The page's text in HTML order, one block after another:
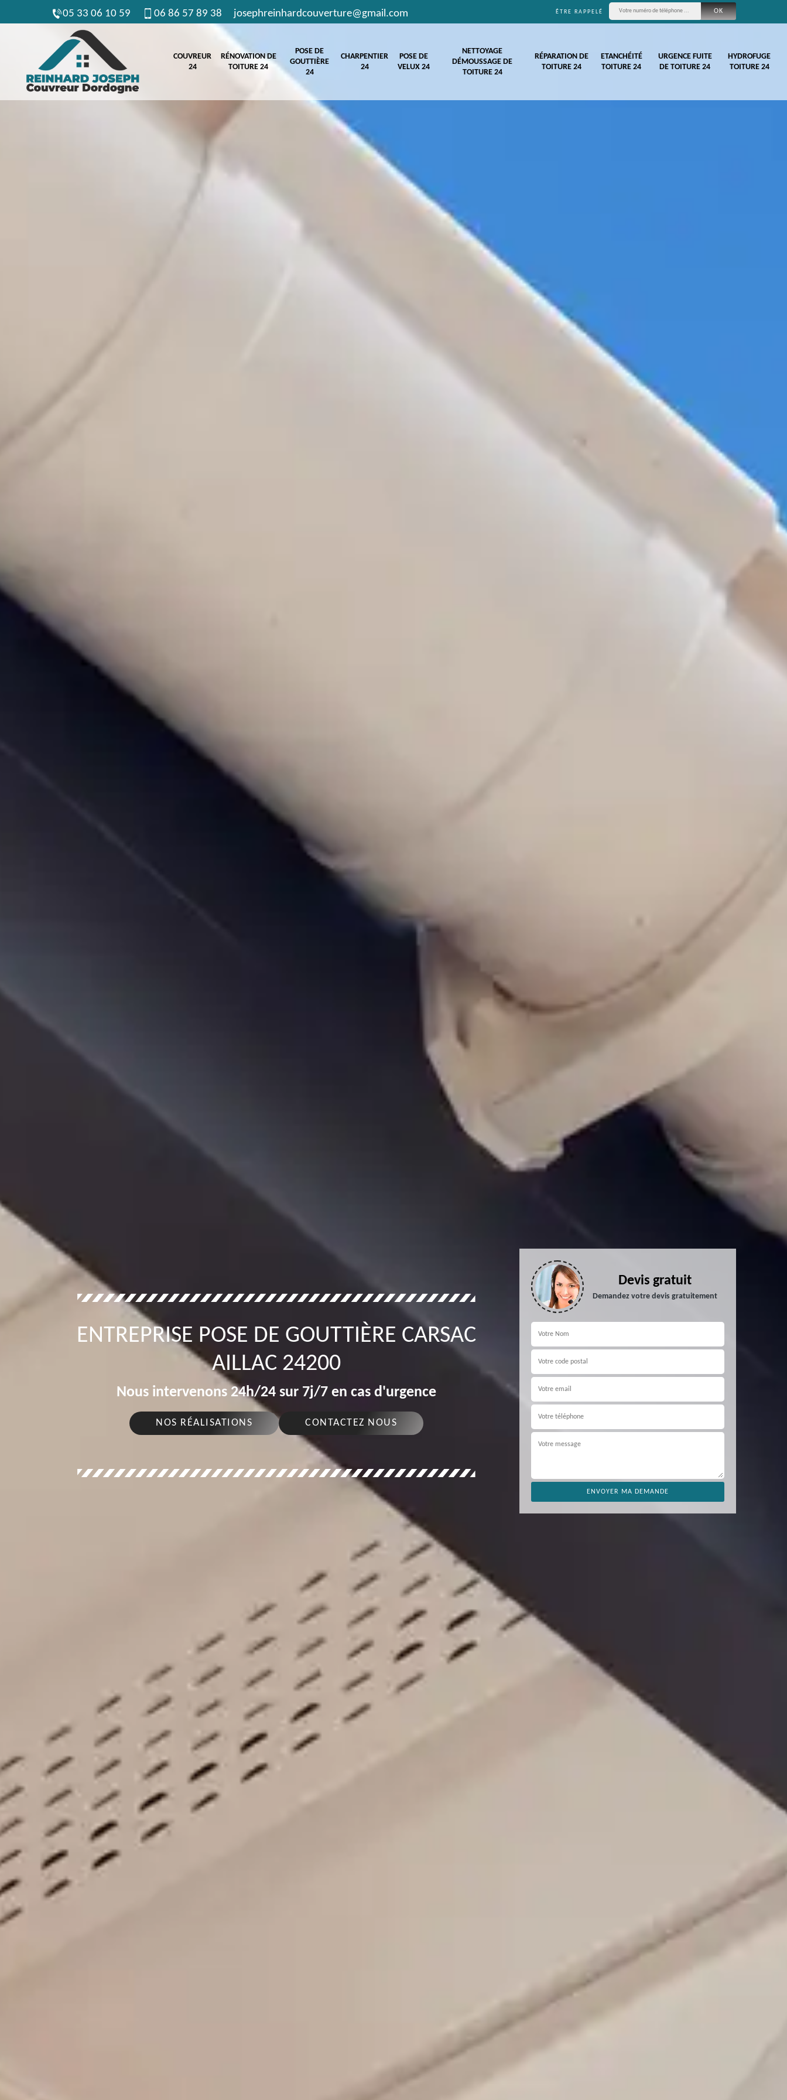
05 33 06 10 59 06 86 57 89 38 josephreinhardcouverture@gmail.com ÊTRE RAPPELÉ
COUVREUR
24
RÉNOVATION DE
TOITURE 24
POSE DE
GOUTTIÈRE
24
CHARPENTIER
24
POSE DE
VELUX 24
NETTOYAGE
DÉMOUSSAGE DE
TOITURE 24
RÉPARATION DE
TOITURE 24
ETANCHÉITÉ
TOITURE 24
URGENCE FUITE
DE TOITURE 24
HYDROFUGE
TOITURE 24
ENTREPRISE POSE DE GOUTTIÈRE CARSAC
AILLAC 24200
Nous intervenons 24h/24 sur 7j/7 en cas d'urgence
NOS RÉALISATIONS CONTACTEZ NOUS
Devis gratuit
Demandez votre devis gratuitement